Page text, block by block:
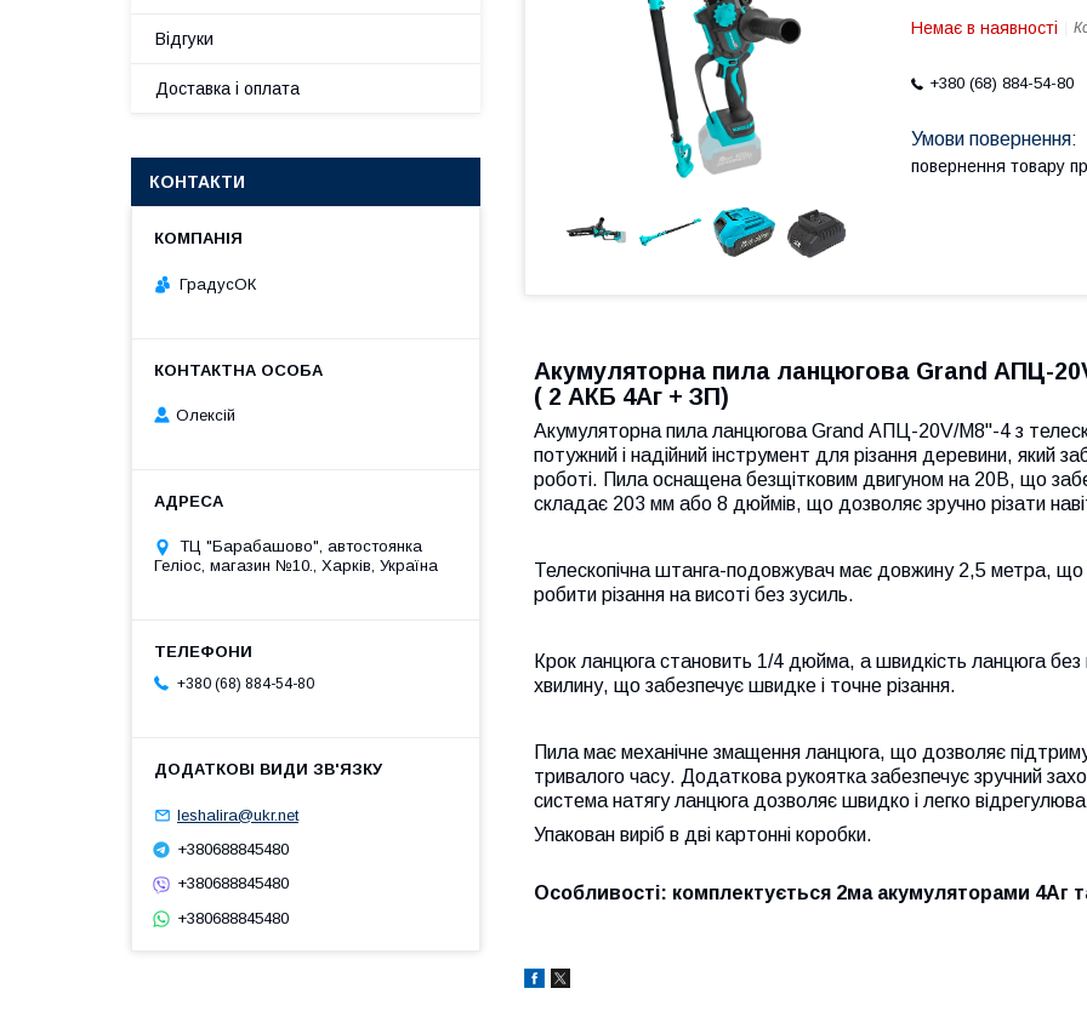
Немає в наявності
+380 (68) 884-54-80
повернення товару
Акумуляторна пила ланцюгова Grand АПЦ-
( 2 АКБ 4Аг + ЗП)
Акумуляторна пила ланцюгова Grand АПЦ-20V/M8"-4 з
потужний і надійний інструмент для різання деревини, який
роботі. Пила оснащена безщітковим двигуном на 20В, що
складає 203 мм або 8 дюймів, що дозволяє зручно різати
Телескопічна штанга-подовжувач має довжину 2,5 метра, що
робити різання на висоті без зусиль.
Крок ланцюга становить 1/4 дюйма, а швидкість ланцюга
хвилину, що забезпечує швидке і точне різання.
Пила має механічне змащення ланцюга, що дозволяє
тривалого часу. Додаткова рукоятка забезпечує зручний
система натягу ланцюга дозволяє швидко і легко
Упакован виріб в дві картонні коробки.
Особливості: комплектується 2ма акумуляторами 4Аг
Відгуки
Доставка і оплата
КОНТАКТИ
ГрадусОК
Олексій
ТЦ "Барабашово", автостоянка
Геліос, магазин №10., Харків, Україна
+380 (68) 884-54-80
leshalira@ukr.net
+380688845480
+380688845480
+380688845480